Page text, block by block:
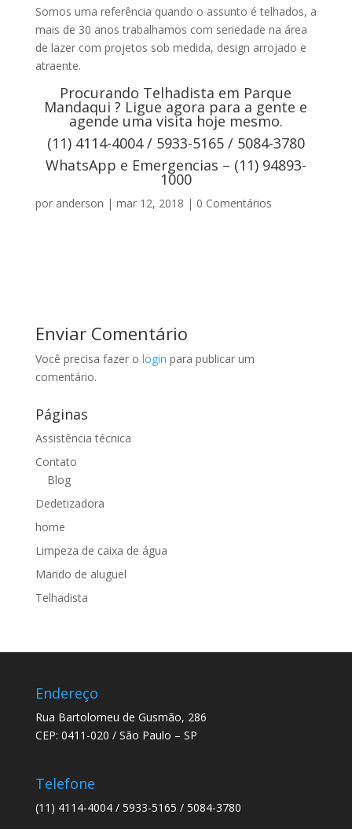
Somos uma referência quando o assunto é telhados, a
mais de 30 anos trabalhamos com seriedade na área
de lazer com projetos sob medida, design arrojado e
atraente.
Procurando Telhadista em Parque
Mandaqui ? Ligue agora para a gente e
agende uma visita hoje mesmo.
(11) 4114-4004 / 5933-5165 / 5084-3780
WhatsApp e Emergencias – (11) 94893-
1000
por anderson | mar 12, 2018 | 0 Comentários
Enviar Comentário
Você precisa fazer o login para publicar um
comentário.
Páginas
Assistência técnica
Contato
Blog
Dedetizadora
home
Limpeza de caixa de água
Marido de aluguel
Telhadista
Endereço
Rua Bartolomeu de Gusmão, 286
CEP: 0411-020 / São Paulo – SP
Telefone
(11) 4114-4004 / 5933-5165 / 5084-3780